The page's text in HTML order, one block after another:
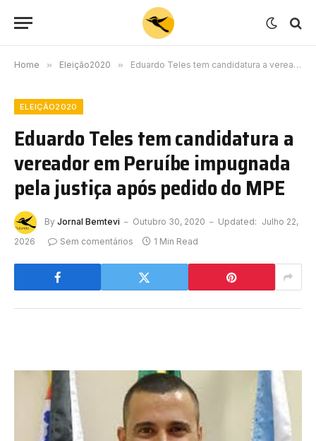
Home » Eleição2020 » Eduardo Teles tem candidatura a vereador em Peruíbe impugnada pela justiça após pedido do MPE
ELEIÇÃO2020
Eduardo Teles tem candidatura a
vereador em Peruíbe impugnada
pela justiça após pedido do MPE
By Jornal Bemtevi Outubro 30, 2020 Updated: Julho 22,
2026
Sem comentários 1 Min Read